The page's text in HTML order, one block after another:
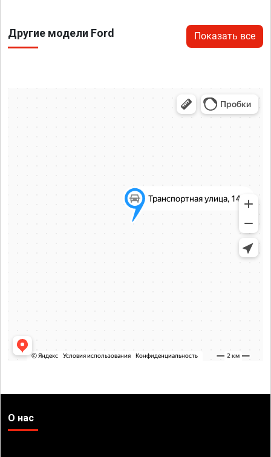
Другие модели Ford Показать все
О нас